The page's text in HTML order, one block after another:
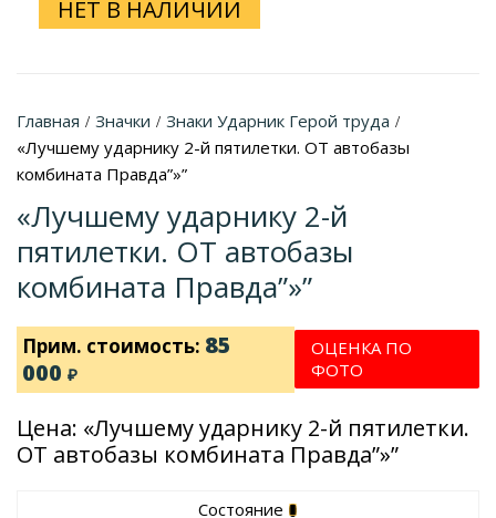
НЕТ В НАЛИЧИИ
Главная / Значки / Знаки Ударник Герой труда /
«Лучшему ударнику 2-й пятилетки. ОТ автобазы
комбината Правда”»”
«Лучшему ударнику 2-й
пятилетки. ОТ автобазы
комбината Правда”»”
Прим. стоимость: 85
000 ₽
ОЦЕНКА ПО
ФОТО
Цена: «Лучшему ударнику 2-й пятилетки.
ОТ автобазы комбината Правда”»”
Состояние